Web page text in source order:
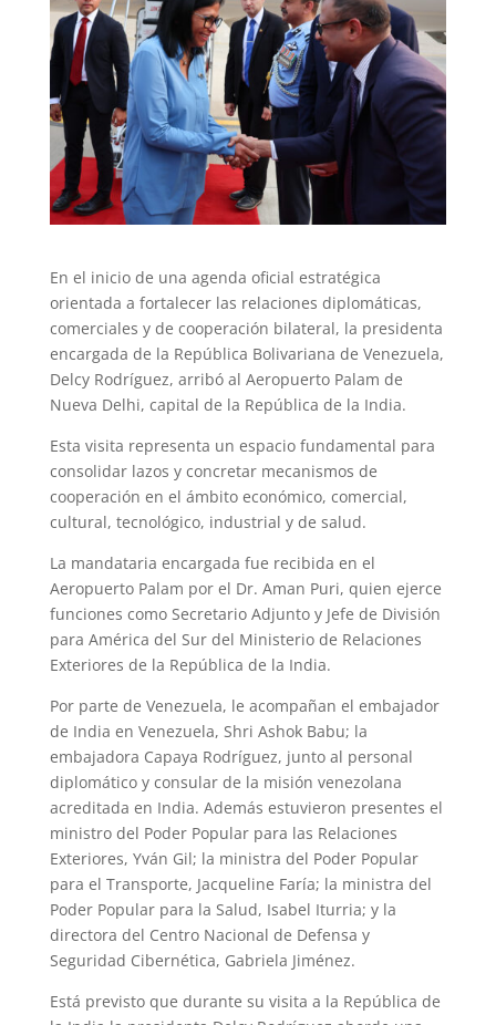
En el inicio de una agenda oficial estratégica
orientada a fortalecer las relaciones diplomáticas,
comerciales y de cooperación bilateral, la presidenta
encargada de la República Bolivariana de Venezuela,
Delcy Rodríguez, arribó al Aeropuerto Palam de
Nueva Delhi, capital de la República de la India.
Esta visita representa un espacio fundamental para
consolidar lazos y concretar mecanismos de
cooperación en el ámbito económico, comercial,
cultural, tecnológico, industrial y de salud.
La mandataria encargada fue recibida en el
Aeropuerto Palam por el Dr. Aman Puri, quien ejerce
funciones como Secretario Adjunto y Jefe de División
para América del Sur del Ministerio de Relaciones
Exteriores de la República de la India.
Por parte de Venezuela, le acompañan el embajador
de India en Venezuela, Shri Ashok Babu; la
embajadora Capaya Rodríguez, junto al personal
diplomático y consular de la misión venezolana
acreditada en India. Además estuvieron presentes el
ministro del Poder Popular para las Relaciones
Exteriores, Yván Gil; la ministra del Poder Popular
para el Transporte, Jacqueline Faría; la ministra del
Poder Popular para la Salud, Isabel Iturria; y la
directora del Centro Nacional de Defensa y
Seguridad Cibernética, Gabriela Jiménez.
Está previsto que durante su visita a la República de